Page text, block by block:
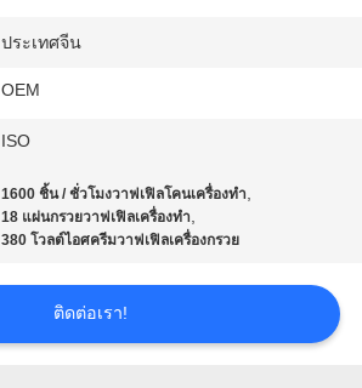
ประเทศจีน
OEM
ISO
1600 ชิ้น / ชั่วโมงวาฟเฟิลโคนเครื่องทำ,
18 แผ่นกรวยวาฟเฟิลเครื่องทำ,
380 โวลต์ไอศครีมวาฟเฟิลเครื่องกรวย
ติดต่อเรา!